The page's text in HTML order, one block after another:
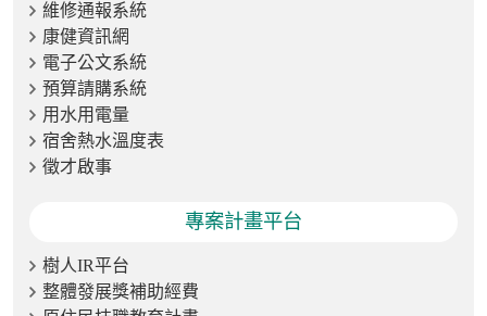
維修通報系統
康健資訊網
電子公文系統
預算請購系統
用水用電量
宿舍熱水溫度表
徵才啟事
專案計畫平台
樹人IR平台
整體發展獎補助經費